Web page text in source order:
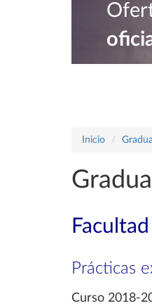
Inicio
Prácticas
Curso 2018-